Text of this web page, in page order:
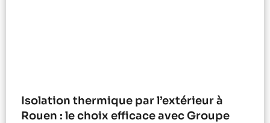
Isolation thermique par l’extérieur à
Rouen : le choix efficace avec Groupe